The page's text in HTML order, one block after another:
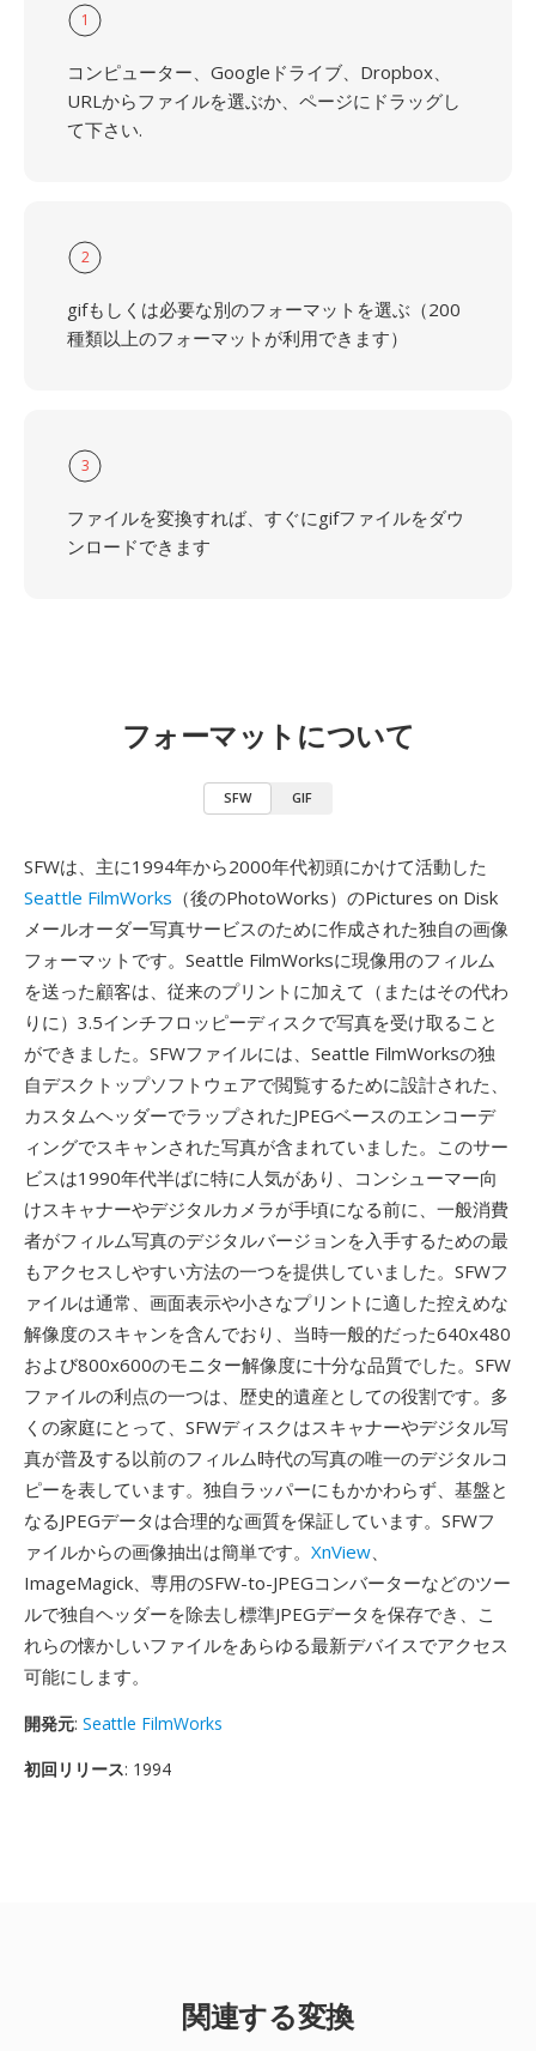
1
コンピューター、Googleドライブ、Dropbox、
URLからファイルを選ぶか、ページにドラッグし
て下さい.
2
gifもしくは必要な別のフォーマットを選ぶ（200
種類以上のフォーマットが利用できます）
3
ファイルを変換すれば、すぐにgifファイルをダウ
ンロードできます
フォーマットについて
SFW GIF
SFWは、主に1994年から2000年代初頭にかけて活動した
Seattle FilmWorks （後のPhotoWorks）のPictures on Disk
メールオーダー写真サービスのために作成された独自の画像
フォーマットです。Seattle FilmWorksに現像用のフィルム
を送った顧客は、従来のプリントに加えて（またはその代わ
りに）3.5インチフロッピーディスクで写真を受け取ること
ができました。SFWファイルには、Seattle FilmWorksの独
自デスクトップソフトウェアで閲覧するために設計された、
カスタムヘッダーでラップされたJPEGベースのエンコーデ
ィングでスキャンされた写真が含まれていました。このサー
ビスは1990年代半ばに特に人気があり、コンシューマー向
けスキャナーやデジタルカメラが手頃になる前に、一般消費
者がフィルム写真のデジタルバージョンを入手するための最
もアクセスしやすい方法の一つを提供していました。SFWフ
ァイルは通常、画面表示や小さなプリントに適した控えめな
解像度のスキャンを含んでおり、当時一般的だった640x480
および800x600のモニター解像度に十分な品質でした。SFW
ファイルの利点の一つは、歴史的遺産としての役割です。多
くの家庭にとって、SFWディスクはスキャナーやデジタル写
真が普及する以前のフィルム時代の写真の唯一のデジタルコ
ピーを表しています。独自ラッパーにもかかわらず、基盤と
なるJPEGデータは合理的な画質を保証しています。SFWフ
ァイルからの画像抽出は簡単です。 XnView、
ImageMagick、専用のSFW-to-JPEGコンバーターなどのツー
ルで独自ヘッダーを除去し標準JPEGデータを保存でき、こ
れらの懐かしいファイルをあらゆる最新デバイスでアクセス
可能にします。
開発元: Seattle FilmWorks
初回リリース: 1994
関連する変換